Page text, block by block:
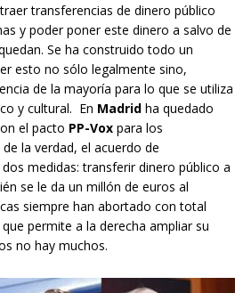
transferencias de dinero público
y poder poner este dinero a salvo de
Se ha construido todo un
esto no sólo legalmente sino,
de la mayoría para lo que se utiliza
y cultural. En Madrid ha quedado
el pacto PP-Vox para los
la verdad, el acuerdo de
medidas: transferir dinero público a
se le da un millón de euros al
siempre han abortado con total
permite a la derecha ampliar su
no hay muchos.